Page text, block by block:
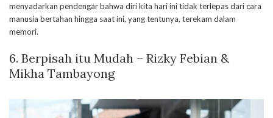
menyadarkan pendengar bahwa diri kita hari ini tidak terlepas dari cara
manusia bertahan hingga saat ini, yang tentunya, terekam dalam
memori.
6. Berpisah itu Mudah – Rizky Febian &
Mikha Tambayong